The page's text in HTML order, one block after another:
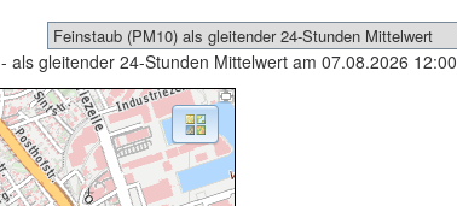
- als gleitender 24-Stunden Mittelwert am 07.08.2026 12:00